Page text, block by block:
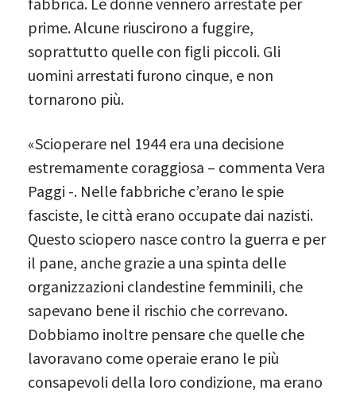
prime. Alcune riuscirono a fuggire,
soprattutto quelle con figli piccoli. Gli
uomini arrestati furono cinque, e non
tornarono più.
«Scioperare nel 1944 era una decisione
estremamente coraggiosa – commenta Vera
Paggi -. Nelle fabbriche c’erano le spie
fasciste, le città erano occupate dai nazisti.
Questo sciopero nasce contro la guerra e per
il pane, anche grazie a una spinta delle
organizzazioni clandestine femminili, che
sapevano bene il rischio che correvano.
Dobbiamo inoltre pensare che quelle che
lavoravano come operaie erano le più
consapevoli della loro condizione, ma erano